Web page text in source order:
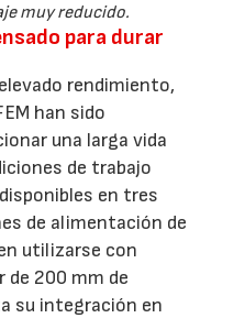
muy reducido.
para durar
rendimiento,
han sido
una larga vida
de trabajo
en tres
de alimentación de
utilizarse con
de 200 mm de
su integración en